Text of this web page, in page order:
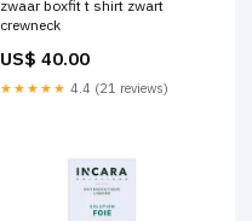
zwaar boxfit t shirt zwart
crewneck
US$ 40.00
★★★★★ 4.4 (21 reviews)